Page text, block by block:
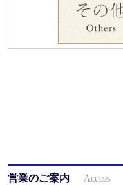
営業のご案内 Access